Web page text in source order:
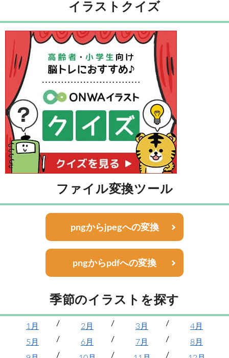
イラストクイズ
ファイル変換ツール
pngからjpegへの変換
pngからpdfへの変換
季節のイラストを探す
1月 2月 3月
4月
5月
6月 7月
8月